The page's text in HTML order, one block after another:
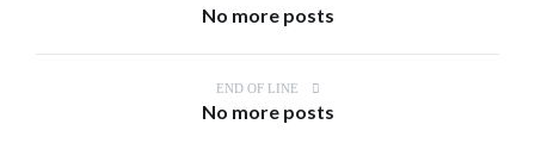
No more posts
END OF LINE
No more posts